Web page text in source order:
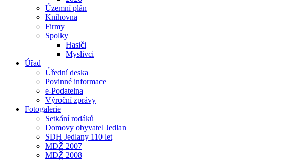
Územní plán
Knihovna
Firmy
Spolky
Hasiči
Myslivci
Úřad
Úřední deska
Povinné informace
e-Podatelna
Výroční zprávy
Fotogalerie
Setkání rodáků
Domovy obyvatel Jedlan
SDH Jedlany 110 let
MDŽ 2007
MDŽ 2008